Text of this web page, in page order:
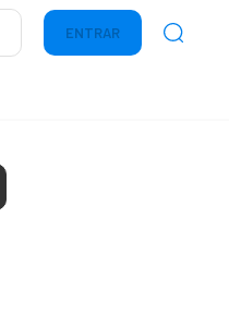
ENTRAR